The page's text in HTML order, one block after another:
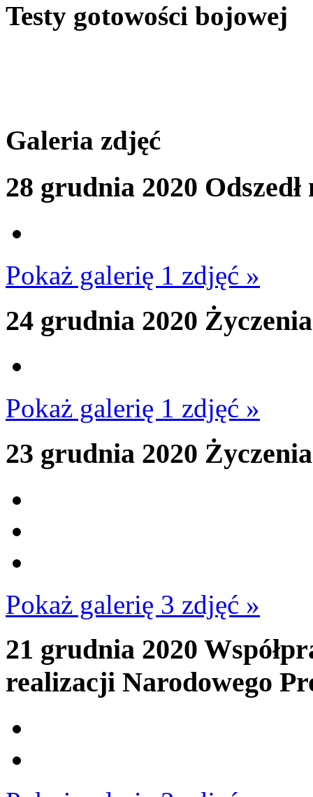
Testy gotowości bojowej
Galeria zdjęć
28 grudnia 2020
Pokaż galerię 1 zdjęć »
24 grudnia 2020
Pokaż galerię 1 zdjęć »
23 grudnia 2020
Pokaż galerię 3 zdjęć »
21 grudnia 2020
realizacji Narodowego